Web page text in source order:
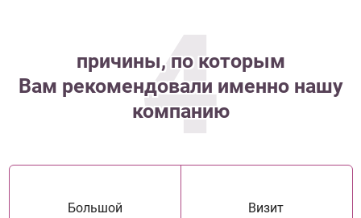
4
причины, по которым
Вам рекомендовали именно нашу
компанию
Большой
Визит